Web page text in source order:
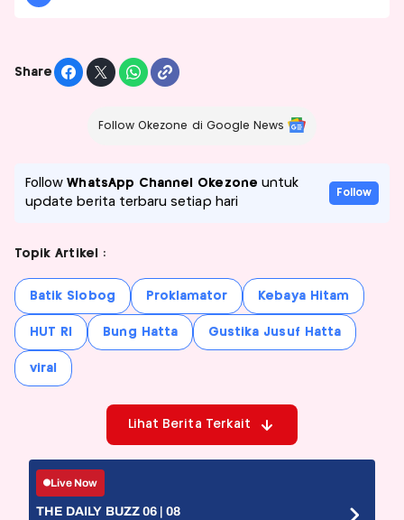
Share
Follow Okezone di Google News
FollowWhatsApp Channel Okezone untuk
update berita terbaru setiap hari
Follow
Topik Artikel :
Batik Slobog Proklamator Kebaya Hitam
HUT RI Bung Hatta Gustika Jusuf Hatta
viral
Lihat Berita Terkait
Live Now
THE DAILY BUZZ 06 | 08